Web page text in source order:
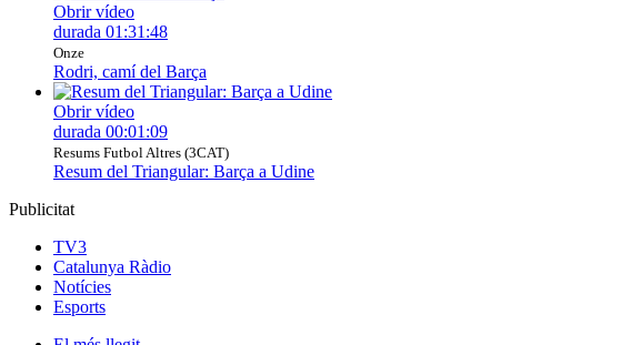
Obrir vídeo
durada 01:31:48
Onze
Rodri, camí del Barça
Obrir vídeo
durada 00:01:09
Resums Futbol Altres (3CAT)
Resum del Triangular: Barça a Udine
Publicitat
TV3
Catalunya Ràdio
Notícies
Esports